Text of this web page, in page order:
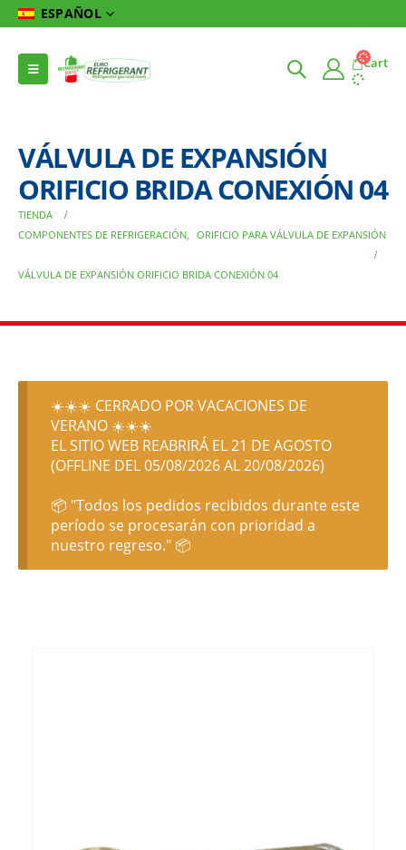
ESPAÑOL
Cart
VÁLVULA DE EXPANSIÓN
ORIFICIO BRIDA CONEXIÓN 04
TIENDA
COMPONENTES DE REFRIGERACIÓN, ORIFICIO PARA VÁLVULA DE EXPANSIÓN
VÁLVULA DE EXPANSIÓN ORIFICIO BRIDA CONEXIÓN 04
☀️☀️☀️ CERRADO POR VACACIONES DE
VERANO ☀️☀️☀️
EL SITIO WEB REABRIRÁ EL 21 DE AGOSTO
(OFFLINE DEL 05/08/2026 AL 20/08/2026)
📦 "Todos los pedidos recibidos durante este
período se procesarán con prioridad a
nuestro regreso." 📦